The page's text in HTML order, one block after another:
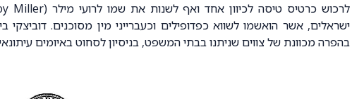
ישראלים, אשר הואשמו לשווא כפדופילים וכעברייני מין מסוכנים.
בהפרה מכוונת של צווים שניתנו בבתי המשפט, בניסיון לסחוט באיומים